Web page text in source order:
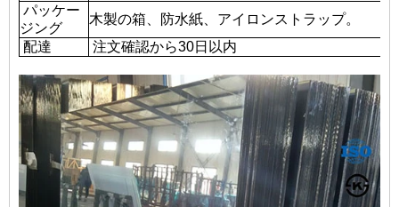
パッケー
ジング
木製の箱、防水紙、アイロンストラップ。
配達
注文確認から30日以内